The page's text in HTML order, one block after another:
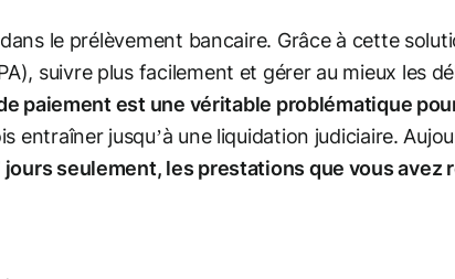
le prélèvement bancaire. Grâce à cette
suivre plus facilement et gérer au mieux les
paiement est une véritable problématique
entraîner jusqu’à une liquidation judiciaire.
jours seulement, les prestations que vous avez